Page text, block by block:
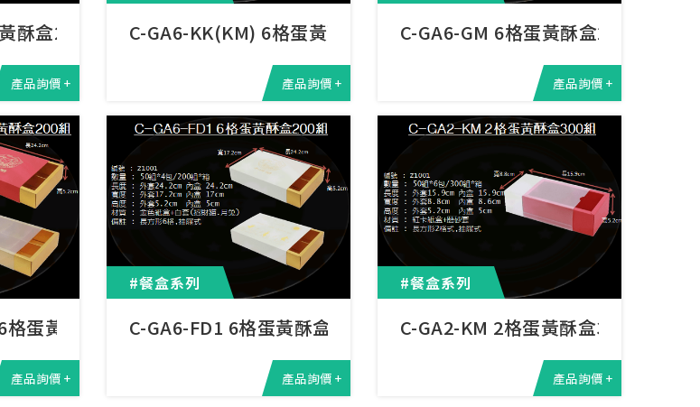
酥盒200組
產品詢價 +
C-GA6-KK(KM) 6格蛋黃酥盒2
產品詢價 +
C-GA6-GM 6格蛋黃酥盒200組
產品詢價 +
蛋黃酥盒
產品詢價 +
#餐盒系列
C-GA6-FD1 6格蛋黃酥盒200組
產品詢價 +
#餐盒系列
C-GA2-KM 2格蛋黃酥盒300組
產品詢價 +